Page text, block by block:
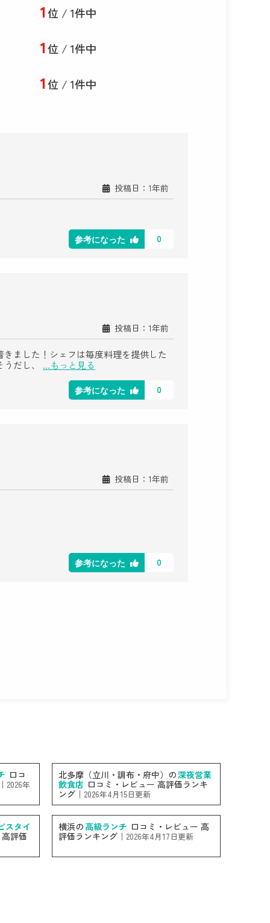
1位 / 1件中
1位 / 1件中
1位 / 1件中
投稿日：1年前
参考になった 0
投稿日：1年前
ました！シェフは毎度料理を提供した
だし、
...もっと見る
参考になった 0
投稿日：1年前
参考になった 0
口コ
2026年
北多摩（立川・調布・府中）の深夜営業
飲食店 口コミ・レビュー 高評価ランキ
ング｜ 2026年4月15日更新
スタイ
評価
横浜の 高級ランチ 口コミ・レビュー 高
評価ランキング｜ 2026年4月17日更新